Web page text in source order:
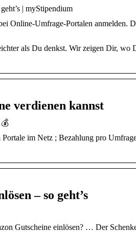
| myStipendium
Online-Umfrage-Portalen anmelden.
als Du denkst. Wir zeigen Dir, wo
verdienen kannst
💰
im Netz ; Bezahlung pro
– so geht’s
Gutscheine einlösen? … Der